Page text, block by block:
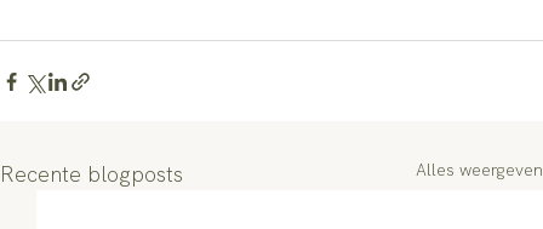
Recente blogposts Alles weergeven